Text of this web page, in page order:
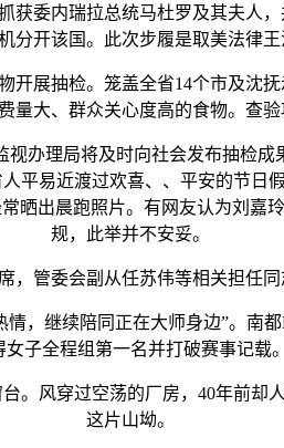
委内瑞拉总统马杜罗及其夫人
开该国。此次步履是取美法律
抽检。笼盖全省14个市及沈
大、群众关心度高的食物。查
理局将及时向社会发布抽检成
平易近渡过欢喜、、平安的节
晒出晨跑照片。有网友认为刘
规，此举并不安妥。
委会副从任苏伟等相关担任同
继续陪同正在大师身边”。南
女子全程组第一名并打破赛事记载。
风穿过空荡的厂房，40年前却
这片山坳。